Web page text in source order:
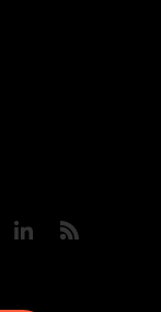
PinterestLinkedIn